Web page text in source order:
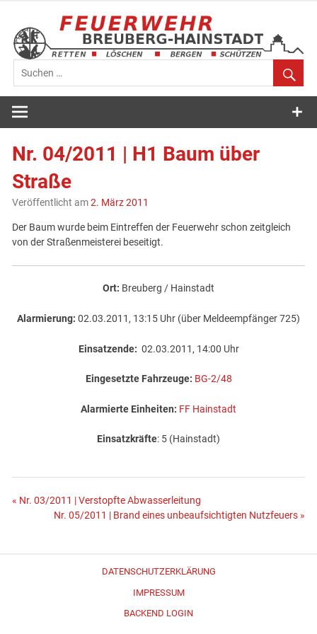
springen
Feuerwehr
Breuberg-
Hainstadt
Nr. 04/2011 | H1 Baum über
Straße
Veröffentlicht am2. März 2011
Der Baum wurde beim Eintreffen der Feuerwehr schon zeitgleich
von der Straßenmeisterei beseitigt.
Ort: Breuberg / Hainstadt
Alarmierung: 02.03.2011, 13:15 Uhr (über Meldeempfänger 725)
Einsatzende: 02.03.2011, 14:00 Uhr
Eingesetzte Fahrzeuge: BG-2/48
Alarmierte Einheiten: FF Hainstadt
Einsatzkräfte: 5 (Hainstadt)
Beitragsnavigation
« Nr. 03/2011 | Verstopfte Abwasserleitung
Nr. 05/2011 | Brand eines unbeaufsichtigten Nutzfeuers »
DATENSCHUTZERKLÄRUNG
IMPRESSUM
BACKEND LOGIN